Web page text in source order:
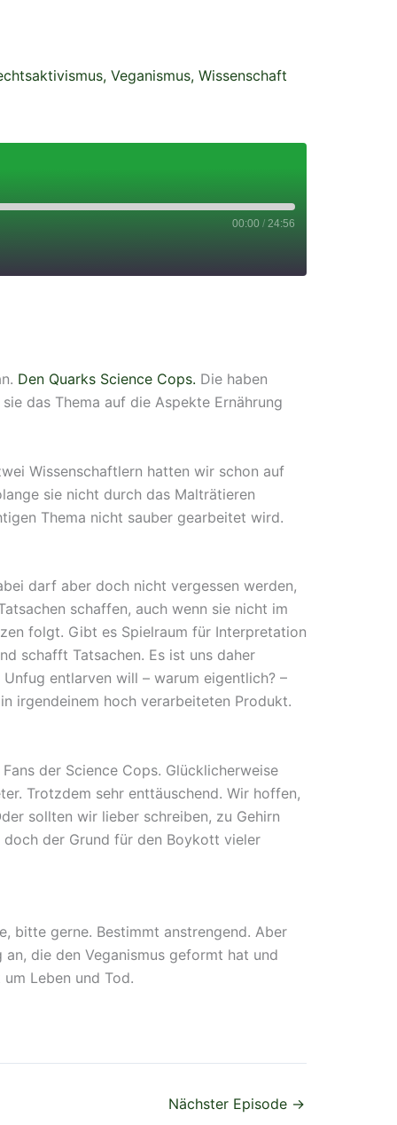
, Veganismus, Wissenschaft
00:00 / 24:56
Den Quarks Science Cops. Die haben
das Thema auf die Aspekte Ernährung
Wissenschaftlern hatten wir schon auf
sie nicht durch das Malträtieren
Thema nicht sauber gearbeitet wird.
darf aber doch nicht vergessen werden,
schaffen, auch wenn sie nicht im
folgt. Gibt es Spielraum für Interpretation
schafft Tatsachen. Es ist uns daher
entlarven will – warum eigentlich? –
irgendeinem hoch verarbeiteten Produkt.
der Science Cops. Glücklicherweise
Trotzdem sehr enttäuschend. Wir hoffen,
sollten wir lieber schreiben, zu Gehirn
doch der Grund für den Boykott vieler
bitte gerne. Bestimmt anstrengend. Aber
die den Veganismus geformt hat und
Leben und Tod.
Nächster Episode →